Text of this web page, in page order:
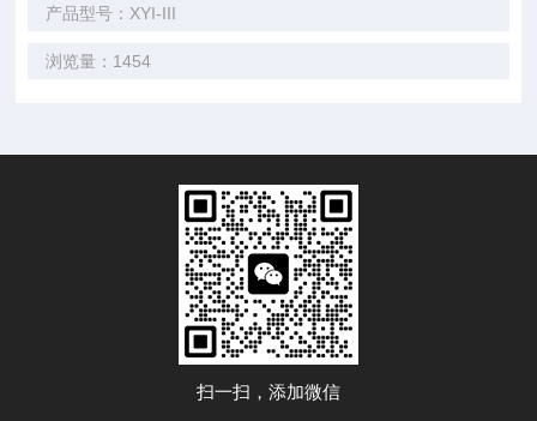
产品型号：XYI-III
浏览量：1454
扫一扫，添加微信